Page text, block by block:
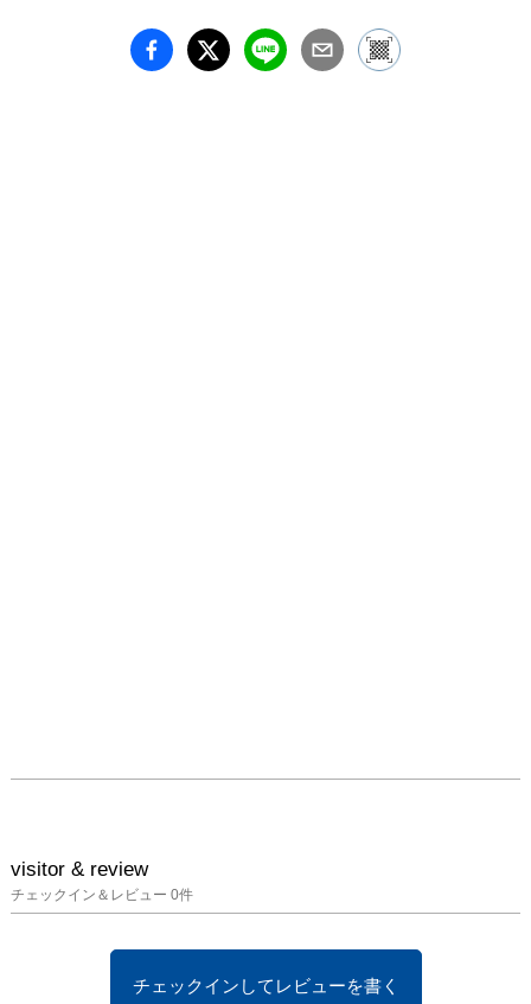
ら、意図せず主観的に喚
起されるイメージの透過
を保留にさせる力がある
からです。でも私たちは
その「制服を着た少女」
というイメージを容易に
です。彼女たちが戸惑っ
visitor & review
チェックイン＆レビュー 0件
チェックインしてレビューを書く